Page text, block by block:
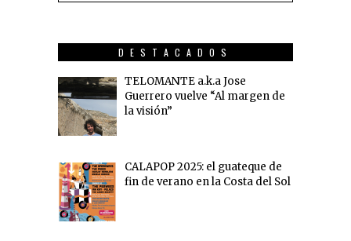
DESTACADOS
TELOMANTE a.k.a Jose
Guerrero vuelve “Al margen de
la visión”
CALAPOP 2025: el guateque de
fin de verano en la Costa del Sol